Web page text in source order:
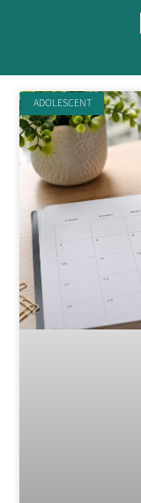
ADOLESCENT